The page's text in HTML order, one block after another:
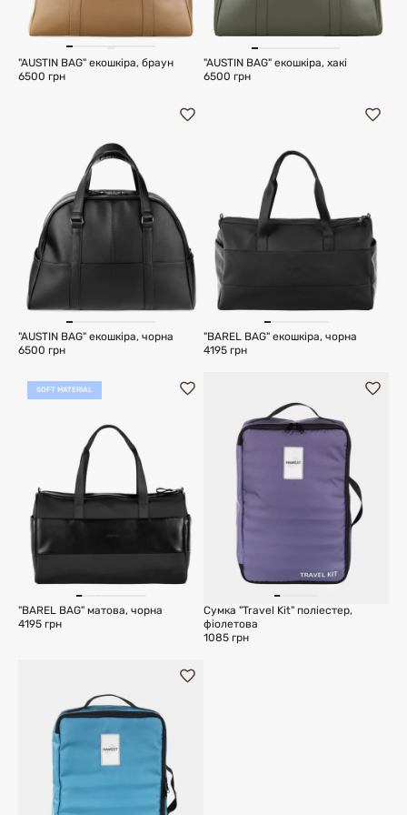
"AUSTIN BAG" екошкіра, браун
6500 грн
"AUSTIN BAG" екошкіра, хакі
6500 грн
"AUSTIN BAG" екошкіра, чорна
6500 грн
"BAREL BAG" екошкіра, чорна
4195 грн
SOFT MATERIAL
"BAREL BAG" матова, чорна
4195 грн
Сумка "Travel Kit" поліестер,
фіолетова
1085 грн